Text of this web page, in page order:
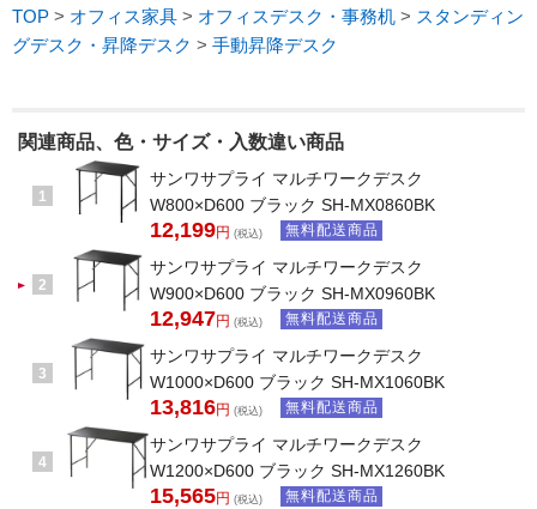
TOP > オフィス家具 > オフィスデスク・事務机 > スタンディン
グデスク・昇降デスク > 手動昇降デスク
関連商品、色・サイズ・入数違い商品
1
サンワサプライ マルチワークデスク
W800×D600 ブラック SH-MX0860BK
12,199円 (税込) 無料配送商品
2
サンワサプライ マルチワークデスク
W900×D600 ブラック SH-MX0960BK
12,947円 (税込) 無料配送商品
3
サンワサプライ マルチワークデスク
W1000×D600 ブラック SH-MX1060BK
13,816円 (税込) 無料配送商品
4
サンワサプライ マルチワークデスク
W1200×D600 ブラック SH-MX1260BK
15,565円 (税込) 無料配送商品